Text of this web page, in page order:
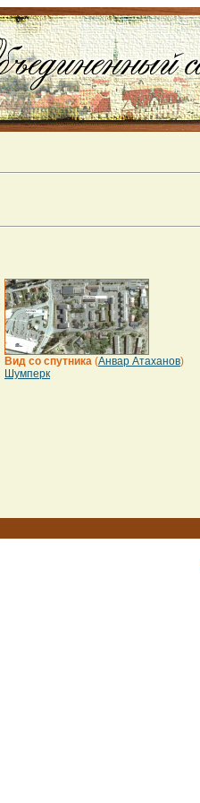
Вид со спутника (Анвар Атаханов)
Шумперк